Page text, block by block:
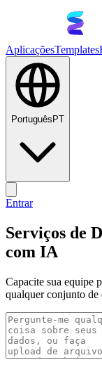
AplicaçõesTemplates
Português PT
Entrar
Serviços de
com IA
Capacite sua equipe
qualquer conjunto de